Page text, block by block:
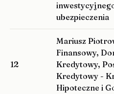
ubezpieczenia
12
Mariusz
Finansowy,
Kredytowy,
Kredytowy -
Hipoteczne i